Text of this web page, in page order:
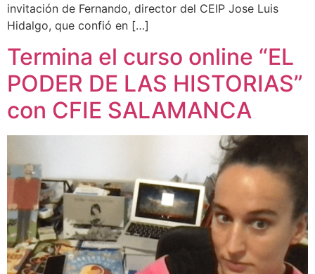
invitación de Fernando, director del CEIP Jose Luis
Hidalgo, que confió en […]
Termina el curso online “EL
PODER DE LAS HISTORIAS”
con CFIE SALAMANCA